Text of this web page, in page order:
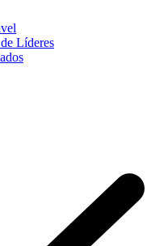
Líderes